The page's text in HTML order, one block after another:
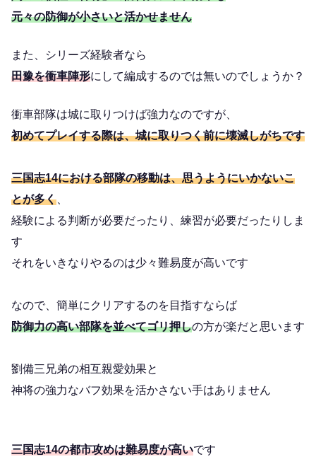
元々の防御が小さいと活かせません
また、シリーズ経験者なら
田豫を衝車陣形にして編成するのでは無いのでしょうか？
衝車部隊は城に取りつけば強力なのですが、
初めてプレイする際は、城に取りつく前に壊滅しがちです
三国志14における部隊の移動は、思うようにいかないこ
とが多く
経験による判断が必要だったり、練習が必要だったりしま
す
それをいきなりやるのは少々難易度が高いです
なので、簡単にクリアするのを目指すならば
防御力の高い部隊を並べてゴリ押しの方が楽だと思います
劉備三兄弟の相互親愛効果と
神将の強力なバフ効果を活かさない手はありません
三国志14の都市攻めは難易度が高いです